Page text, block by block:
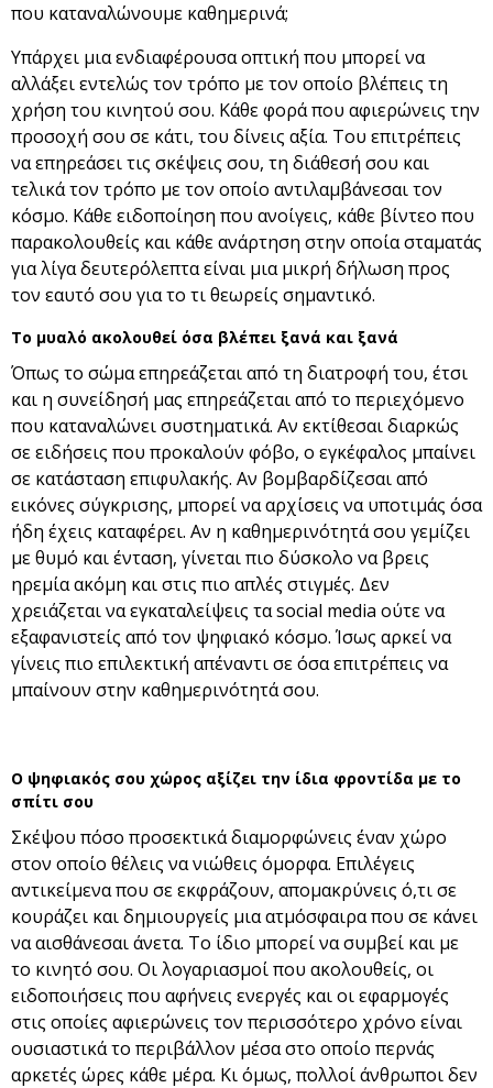
που καταναλώνουμε καθημερινά;
Υπάρχει μια ενδιαφέρουσα οπτική που μπορεί να
αλλάξει εντελώς τον τρόπο με τον οποίο βλέπεις τη
χρήση του κινητού σου. Κάθε φορά που αφιερώνεις την
προσοχή σου σε κάτι, του δίνεις αξία. Του επιτρέπεις
να επηρεάσει τις σκέψεις σου, τη διάθεσή σου και
τελικά τον τρόπο με τον οποίο αντιλαμβάνεσαι τον
κόσμο. Κάθε ειδοποίηση που ανοίγεις, κάθε βίντεο που
παρακολουθείς και κάθε ανάρτηση στην οποία σταματάς
για λίγα δευτερόλεπτα είναι μια μικρή δήλωση προς
τον εαυτό σου για το τι θεωρείς σημαντικό.
Το μυαλό ακολουθεί όσα βλέπει ξανά και ξανά
Όπως το σώμα επηρεάζεται από τη διατροφή του, έτσι
και η συνείδησή μας επηρεάζεται από το περιεχόμενο
που καταναλώνει συστηματικά. Αν εκτίθεσαι διαρκώς
σε ειδήσεις που προκαλούν φόβο, ο εγκέφαλος μπαίνει
σε κατάσταση επιφυλακής. Αν βομβαρδίζεσαι από
εικόνες σύγκρισης, μπορεί να αρχίσεις να υποτιμάς όσα
ήδη έχεις καταφέρει. Αν η καθημερινότητά σου γεμίζει
με θυμό και ένταση, γίνεται πιο δύσκολο να βρεις
ηρεμία ακόμη και στις πιο απλές στιγμές. Δεν
χρειάζεται να εγκαταλείψεις τα social media ούτε να
εξαφανιστείς από τον ψηφιακό κόσμο. Ίσως αρκεί να
γίνεις πιο επιλεκτική απέναντι σε όσα επιτρέπεις να
μπαίνουν στην καθημερινότητά σου.
Ο ψηφιακός σου χώρος αξίζει την ίδια φροντίδα με το
σπίτι σου
Σκέψου πόσο προσεκτικά διαμορφώνεις έναν χώρο
στον οποίο θέλεις να νιώθεις όμορφα. Επιλέγεις
αντικείμενα που σε εκφράζουν, απομακρύνεις ό,τι σε
κουράζει και δημιουργείς μια ατμόσφαιρα που σε κάνει
να αισθάνεσαι άνετα. Το ίδιο μπορεί να συμβεί και με
το κινητό σου. Οι λογαριασμοί που ακολουθείς, οι
ειδοποιήσεις που αφήνεις ενεργές και οι εφαρμογές
στις οποίες αφιερώνεις τον περισσότερο χρόνο είναι
ουσιαστικά το περιβάλλον μέσα στο οποίο περνάς
αρκετές ώρες κάθε μέρα. Κι όμως, πολλοί άνθρωποι δεν